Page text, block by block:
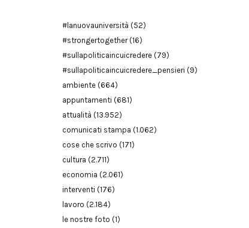
#lanuovauniversità (52)
#strongertogether(16)
#sullapoliticaincuicredere (79)
#sullapoliticaincuicredere_pensieri (9)
ambiente (664)
appuntamenti (681)
attualità (13.952)
comunicati stampa (1.062)
cose che scrivo (171)
cultura (2.711)
economia (2.061)
interventi (176)
lavoro (2.184)
le nostre foto (1)